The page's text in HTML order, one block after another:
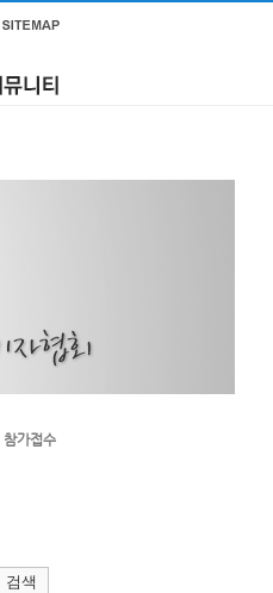
참가접수
검색